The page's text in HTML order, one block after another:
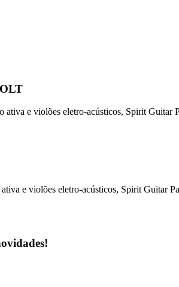
ativa e violões eletro-acústicos, Spirit
e violões eletro-acústicos, Spirit Guitar